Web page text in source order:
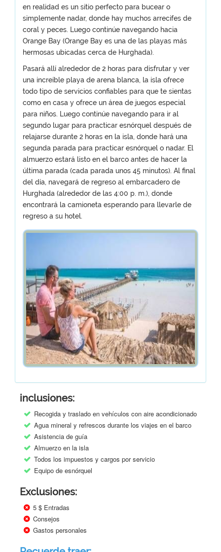
en realidad es un sitio perfecto para bucear o
simplemente nadar, donde hay muchos arrecifes de
coral y peces. Luego continúe navegando hacia
Orange Bay (Orange Bay es una de las playas más
hermosas ubicadas cerca de Hurghada).
Pasará allí alrededor de 2 horas para disfrutar y ver
una increíble playa de arena blanca, la isla ofrece
todo tipo de servicios confiables para que te sientas
como en casa y ofrece un área de juegos especial
para niños. Luego continúe navegando para ir al
segundo lugar para practicar esnórquel después de
relajarse durante 2 horas en la isla, donde hará una
segunda parada para practicar esnórquel o nadar. El
almuerzo estará listo en el barco antes de hacer la
última parada (cada parada unos 45 minutos). Al final
del día, navegará de regreso al embarcadero de
Hurghada (alrededor de las 4:00 p. m.), donde
encontrará la camioneta esperando para llevarle de
regreso a su hotel.
inclusiones:
Recogida y traslado en vehículos con aire acondicionado
Agua mineral y refrescos durante los viajes en el barco
Asistencia de guía
Almuerzo en la isla
Todos los impuestos y cargos por servicio
Equipo de esnórquel
Exclusiones:
5 $ Entradas
Consejos
Gastos personales